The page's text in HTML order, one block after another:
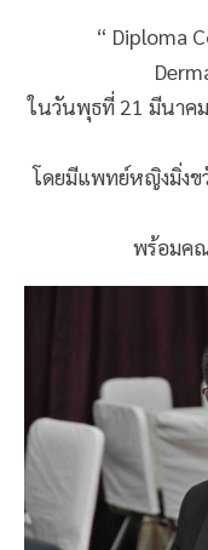
“ Diploma
ในวันพุธที่ 21 มีนาค
โดยมีแพทย์หญิงมิ่งข
พร้อมค